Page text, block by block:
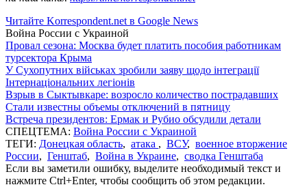
Читайте Korrespondent.net в Google News
Война России с Украиной
Провал сезона: Москва будет платить пособия работникам
турсектора Крыма
У Сухопутних військах зробили заяву щодо інтеграції
Інтернаціональних легіонів
Взрыв в Сыктывкаре: возросло количество пострадавших
Стали известны объемы отключений в пятницу
Встреча президентов: Ермак и Рубио обсудили детали
СПЕЦТЕМА: Война России с Украиной
ТЕГИ: Донецкая область, атака , ВСУ, военное вторжение
России, Генштаб, Война в Украине, сводка Генштаба
Если вы заметили ошибку, выделите необходимый текст и
нажмите Ctrl+Enter, чтобы сообщить об этом редакции.